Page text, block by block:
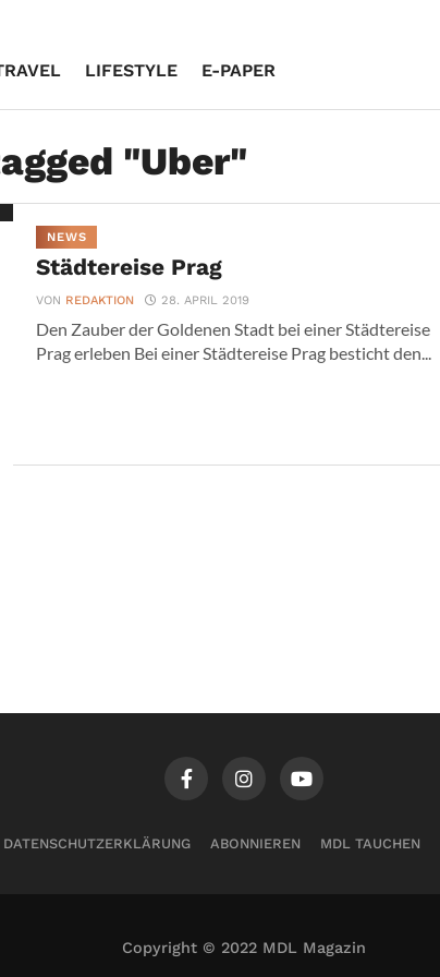
LIFESTYLE E-PAPER
"Uber"
NEWS
Städtereise Prag
VON REDAKTION 28. APRIL 2019
Den Zauber der Goldenen Stadt bei einer Städtereise
Prag erleben Bei einer Städtereise Prag besticht den...
DATENSCHUTZERKLÄRUNG ABONNIEREN MDL TAUCHEN
Copyright © 2022 MDL Magazin